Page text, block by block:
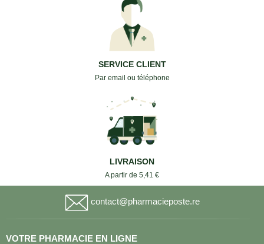
SERVICE CLIENT
Par email ou téléphone
LIVRAISON
A partir de 5,41 €
contact@pharmacieposte.re
VOTRE PHARMACIE EN LIGNE